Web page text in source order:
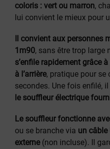
coloris : vert ou marron,
lui convient le mieux pour
Il convient aux personnes
1m90, sans être trop large
s’enfile rapidement grâce
à l’arrière, pratique pour se
secondes. Une fois enfilé,
le souffleur électrique fourni
Le souffleur fonctionne
ou se branche via un câble
externe(non incluse). Il